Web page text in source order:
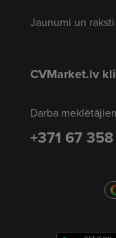
Jaunumi un raksti
CVMarket.lv
Darba
+371 67